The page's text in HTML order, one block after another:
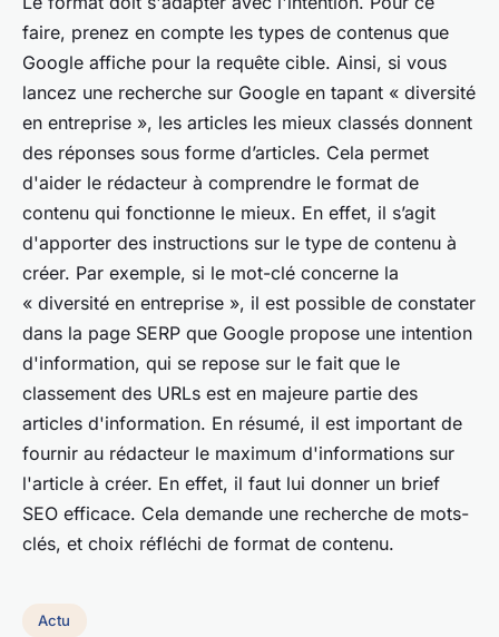
faire, prenez en compte les types de contenus que
Google affiche pour la requête cible. Ainsi, si vous
lancez une recherche sur Google en tapant « diversité
en entreprise », les articles les mieux classés donnent
des réponses sous forme d’articles. Cela permet
d'aider le rédacteur à comprendre le format de
contenu qui fonctionne le mieux. En effet, il s’agit
d'apporter des instructions sur le type de contenu à
créer. Par exemple, si le mot-clé concerne la
« diversité en entreprise », il est possible de constater
dans la page SERP que Google propose une intention
d'information, qui se repose sur le fait que le
classement des URLs est en majeure partie des
articles d'information. En résumé, il est important de
fournir au rédacteur le maximum d'informations sur
l'article à créer. En effet, il faut lui donner un brief
SEO efficace. Cela demande une recherche de mots-
clés, et choix réfléchi de format de contenu.
Actu